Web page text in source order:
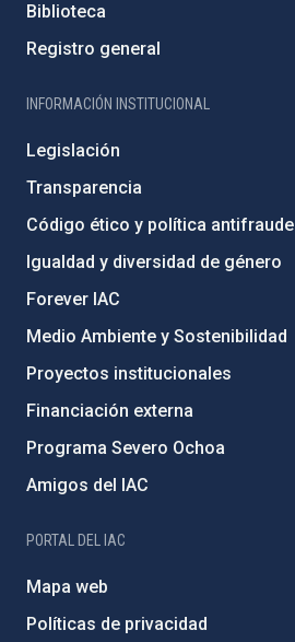
Biblioteca
Registro general
INFORMACIÓN INSTITUCIONAL
Legislación
Transparencia
Código ético y política antifraude
Igualdad y diversidad de género
Forever IAC
Medio Ambiente y Sostenibilidad
Proyectos institucionales
Financiación externa
Programa Severo Ochoa
Amigos del IAC
PORTAL DEL IAC
Mapa web
Políticas de privacidad